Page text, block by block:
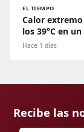
EL TIEMPO
Calor
los 39°C en
Hace 1 días
Recibe las